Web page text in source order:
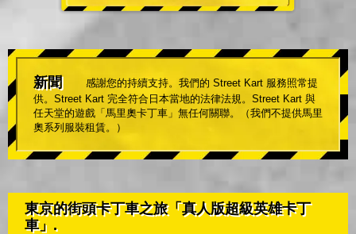
新聞
感謝您的持續支持。我們的 Street Kart 服務照常提
供。Street Kart 完全符合日本當地的法律法規。Street Kart 與
任天堂的遊戲「馬里奧卡丁車」無任何關聯。（我們不提供馬里
奧系列服裝租賃。）
東京的街頭卡丁車之旅「真人版超級英雄卡丁
車」.